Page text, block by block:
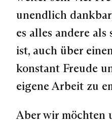
unendlich
es alles andere
ist, auch über
konstant Freude
eigene Arbeit zu
Aber wir möchten